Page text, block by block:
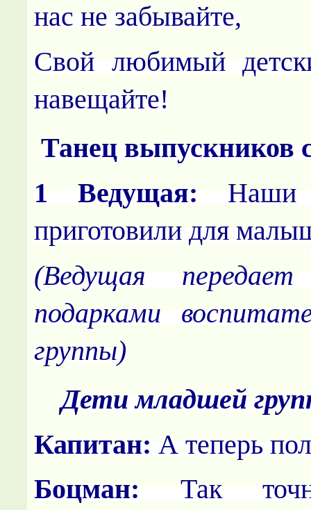
нас не забывайте,
Свой любимый
навещайте!
Танец
1 Ведущая: Наши
приготовили для
(Ведущая
подарками
группы)
Дети младшей
Капитан: А теперь
Боцман: Так